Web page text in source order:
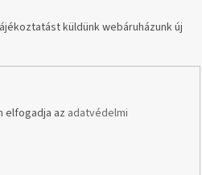
küldünk webáruházunk új
elfogadja az adatvédelmi